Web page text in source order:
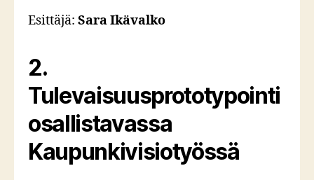
Esittäjä: Sara Ikävalko
2.
Tulevaisuusprototypointi
osallistavassa
Kaupunkivisiotyössä